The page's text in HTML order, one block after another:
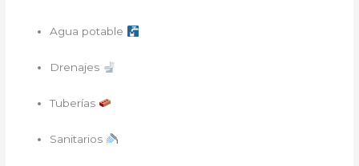
Agua potable
Drenajes
Tuberías
Sanitarios